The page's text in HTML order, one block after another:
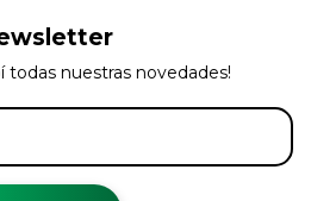
todas nuestras novedades!